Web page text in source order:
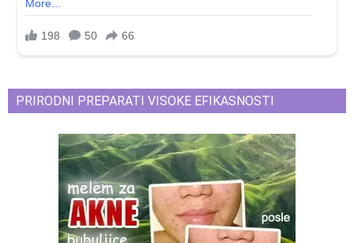
PRIRODNI PREPARATI VISOKE EFIKASNOSTI